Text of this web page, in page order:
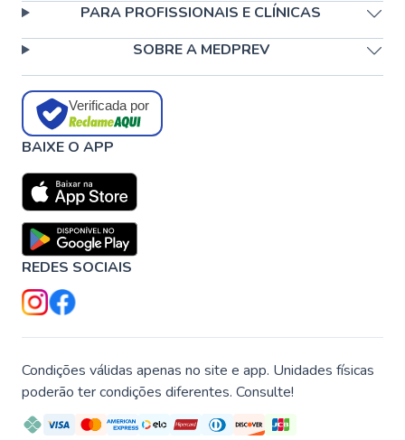
PARA PROFISSIONAIS E CLÍNICAS
SOBRE A MEDPREV
Verificada por
BAIXE O APP
REDES SOCIAIS
Condições válidas apenas no site e app. Unidades físicas
poderão ter condições diferentes. Consulte!